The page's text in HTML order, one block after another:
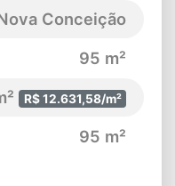
Conceição
95 m²
R$ 12.631,58/m²
95 m²